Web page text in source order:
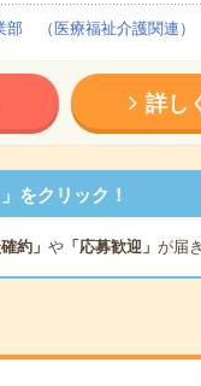
（医療福祉介護関連）
詳し
をクリック！
約」 や「応募歓迎」 が届